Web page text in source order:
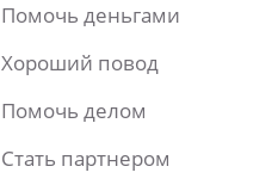
Помочь деньгами
Хороший повод
Помочь делом
Стать партнером